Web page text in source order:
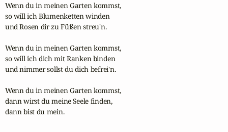
Wenn du in meinen Garten kommst,
so will ich Blumenketten winden
und Rosen dir zu Füßen streu'n.
Wenn du in meinen Garten kommst,
so will ich dich mit Ranken binden
und nimmer sollst du dich befrei'n.
Wenn du in meinen Garten kommst,
dann wirst du meine Seele finden,
dann bist du mein.